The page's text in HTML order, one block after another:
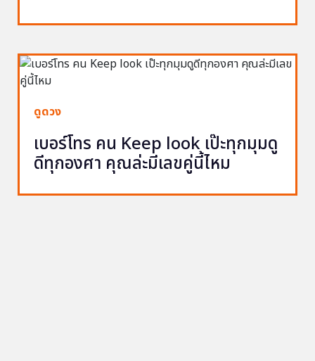
ดูดวง
เบอร์โทร คน Keep look เป๊ะทุกมุมดู
ดีทุกองศา คุณล่ะมีเลขคู่นี้ไหม